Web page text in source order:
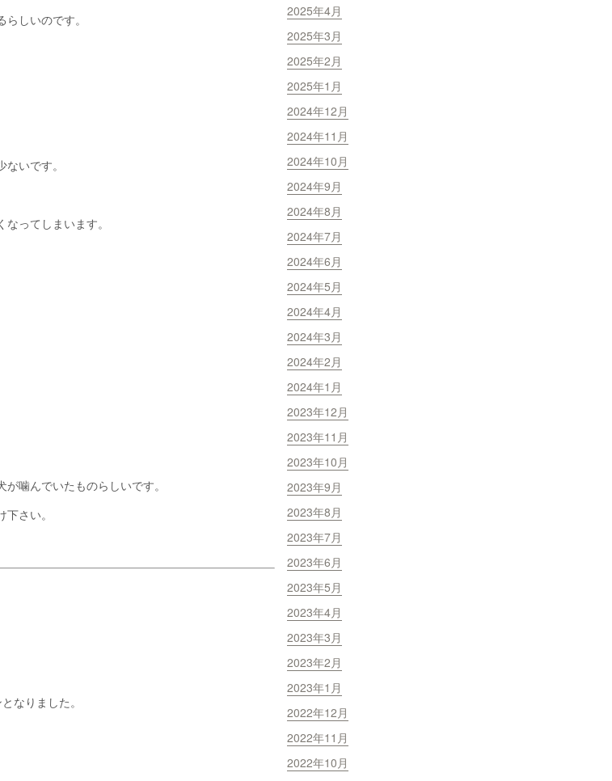
しいのです。
いです。
ってしまいます。
噛んでいたものらしいです。
さい。
なりました。
2025年4月
2025年3月
2025年2月
2025年1月
2024年12月
2024年11月
2024年10月
2024年9月
2024年8月
2024年7月
2024年6月
2024年5月
2024年4月
2024年3月
2024年2月
2024年1月
2023年12月
2023年11月
2023年10月
2023年9月
2023年8月
2023年7月
2023年6月
2023年5月
2023年4月
2023年3月
2023年2月
2023年1月
2022年12月
2022年11月
2022年10月